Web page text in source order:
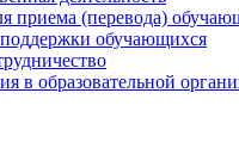
приема (перевода)
обучающихся
в образовательной